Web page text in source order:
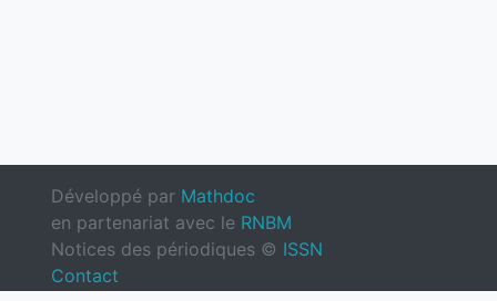
Développé par Mathdoc
en partenariat avec le RNBM
Notices des périodiques © ISSN
Contact